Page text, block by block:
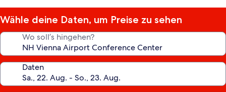
Wähle deine Daten, um Preise zu sehen
Wo soll’s hingehen?
Daten